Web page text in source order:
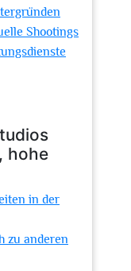
Shootings
hohe
in der
zu anderen